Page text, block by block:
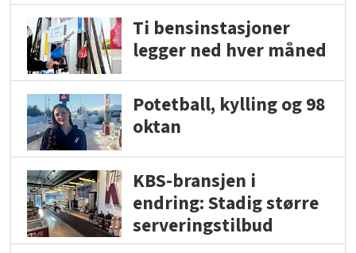
Ti bensinstasjoner
legger ned hver måned
Potetball, kylling og 98
oktan
KBS-bransjen i
endring: Stadig større
serveringstilbud